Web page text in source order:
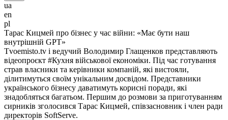
ua
en
pl
Тарас Кицмей про бізнес у час війни: «Має бути наш
внутрішній GPT»
Tvoemisto.tv і ведучий Володимир Глащенков представляють
відеопроєкт #Кухня військової економіки. Під час готування
страв власники та керівники компаній, які вистояли,
ділитимуться своїм унікальним досвідом. Представники
українського бізнесу даватимуть корисні поради, які
знадобляться багатьом. Першим до розмови за приготуванням
сирників зголосився Тарас Кицмей, співзасновник і член ради
директорів SoftServe.